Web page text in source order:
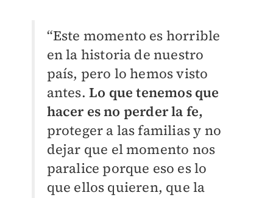
“Este momento es horrible
en la historia de nuestro
país, pero lo hemos visto
antes. Lo que tenemos que
hacer es no perder la fe,
proteger a las familias y no
dejar que el momento nos
paralice porque eso es lo
que ellos quieren, que la